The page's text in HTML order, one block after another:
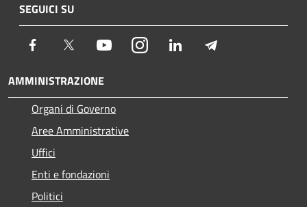
SEGUICI SU
Facebook Twitter YoutubeInstagram LinkedIn
AMMINISTRAZIONE
Organi di Governo
Aree Amministrative
Uffici
Enti e fondazioni
Politici